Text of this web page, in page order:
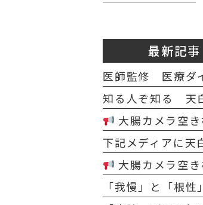
最新記事
大腸カメラ空き枠情報（4月8日～
大腸カメラ空き枠情報（2月20日～